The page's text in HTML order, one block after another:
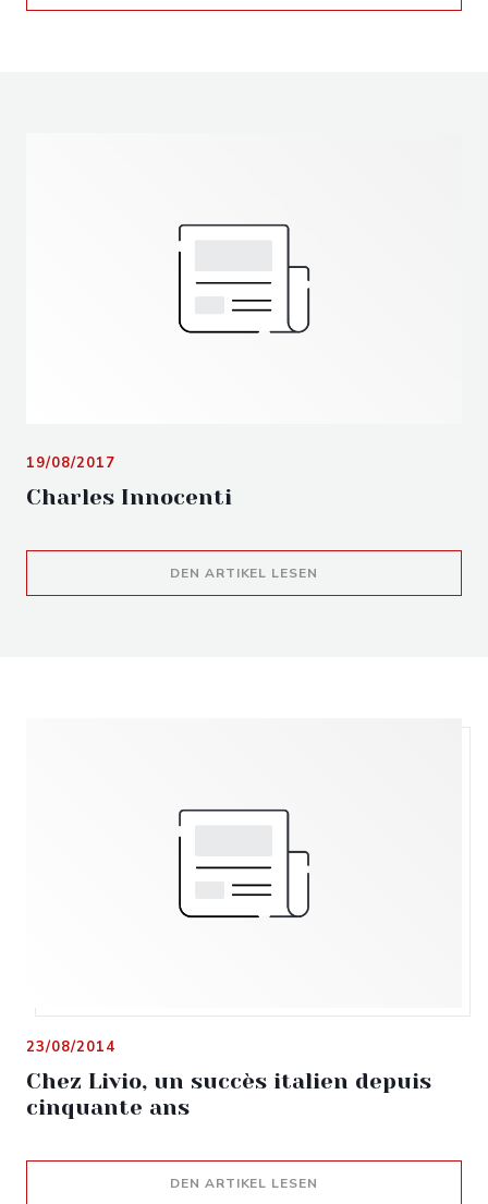
Charles Innocenti
19/08/2017
DEN ARTIKEL LESEN
Chez Livio, un succès italien depuis
cinquante ans
23/08/2014
DEN ARTIKEL LESEN